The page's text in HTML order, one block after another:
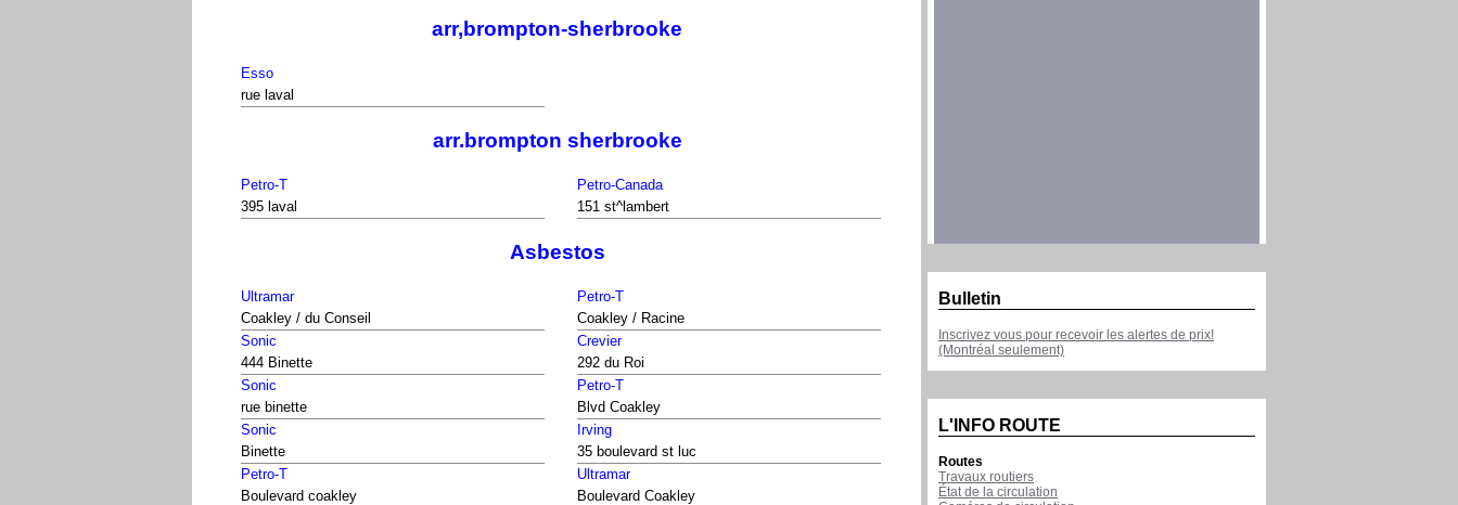
arr,brompton-sherbrooke
Esso
rue laval
arr.brompton sherbrooke
Petro-T
395 laval
Petro-Canada
151 st^lambert
Asbestos
Ultramar
Coakley / du Conseil
Petro-T
Coakley / Racine
Sonic
444 Binette
Crevier
292 du Roi
Sonic
rue binette
Petro-T
Blvd Coakley
Sonic
Binette
Irving
35 boulevard st luc
Petro-T
Boulevard coakley
Ultramar
Boulevard Coakley
Bulletin
Inscrivez vous pour recevoir les alertes de prix!
(Montréal seulement)
L'INFO ROUTE
Routes
Travaux routiers
État de la circulation